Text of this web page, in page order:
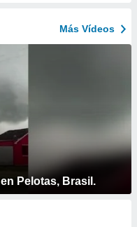
Más Vídeos
Pelotas, Brasil.